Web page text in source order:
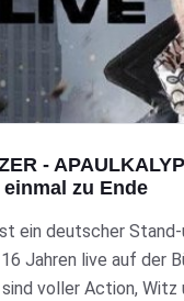
-
zu Ende
ein deutscher Stand-
Jahren live auf der
voller Action, Witz